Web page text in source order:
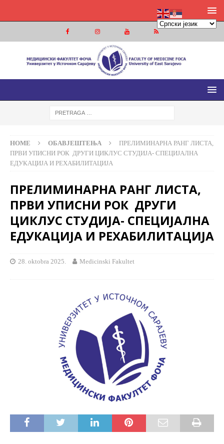
МЕДИЦИНСКИ ФАКУЛТЕТ ФОЧА
МЕДИЦИНСКИ ФАКУЛТЕТ УНИВЕРЗИТЕТА У ИСТОЧНОМ
HOME ОБАВЈЕШТЕЊА
ПРЕЛИМИНАРНА РАНГ ЛИСТА,
ПРВИ УПИСНИ РОК ДРУГИ ЦИКЛУС СТУДИЈА- СПЕЦИЈАЛНА
ЕДУКАЦИЈА И РЕХАБИЛИТАЦИЈА
ПРЕЛИМИНАРНА РАНГ ЛИСТА,
ПРВИ УПИСНИ РОК ДРУГИ
ЦИКЛУС СТУДИЈА- СПЕЦИЈАЛНА
ЕДУКАЦИЈА И РЕХАБИЛИТАЦИЈА
28. oktobra 2025. Medicinski Fakultet